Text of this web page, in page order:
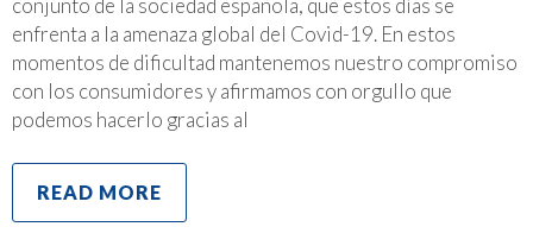
enfrenta a la amenaza global del Covid-19. En estos
momentos de dificultad mantenemos nuestro compromiso
con los consumidores y afirmamos con orgullo que
podemos hacerlo gracias al
READ MORE